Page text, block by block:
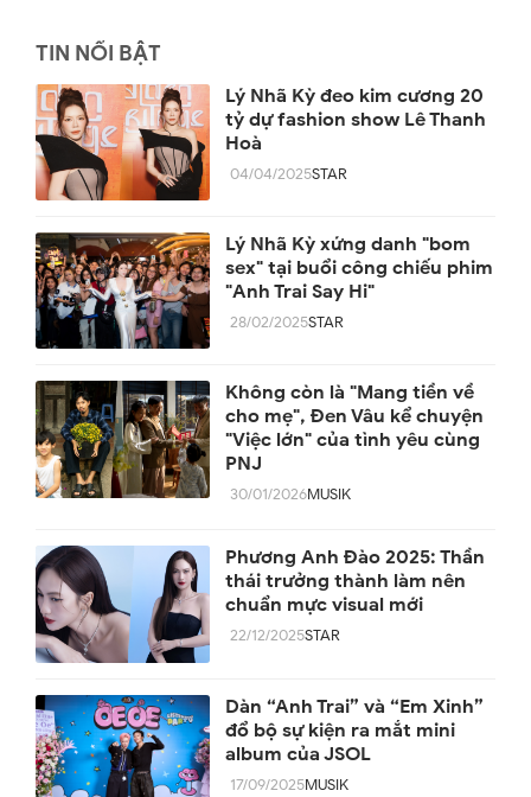
TIN NỔI BẬT
Lý Nhã Kỳ đeo kim cương 20
tỷ dự fashion show Lê Thanh
Hoà
04/04/2025STAR
Lý Nhã Kỳ xứng danh "bom
sex" tại buổi công chiếu phim
"Anh Trai Say Hi"
28/02/2025STAR
Không còn là "Mang tiền về
cho mẹ", Đen Vâu kể chuyện
"Việc lớn" của tình yêu cùng
PNJ
30/01/2026MUSIK
Phương Anh Đào 2025: Thần
thái trưởng thành làm nên
chuẩn mực visual mới
22/12/2025STAR
Dàn “Anh Trai” và “Em Xinh”
đổ bộ sự kiện ra mắt mini
album của JSOL
17/09/2025MUSIK